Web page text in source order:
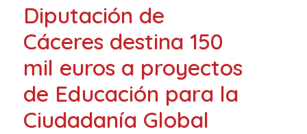
Diputación de
Cáceres destina 150
mil euros a proyectos
de Educación para la
Ciudadanía Global